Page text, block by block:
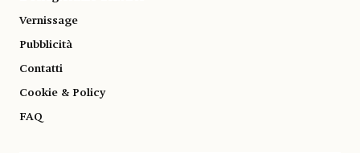
Vernissage
Pubblicità
Contatti
Cookie & Policy
FAQ